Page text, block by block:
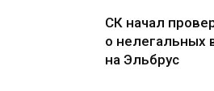
СК начал
о нелегальных
на Эльбрус